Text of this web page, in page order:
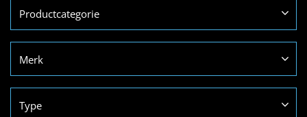
Productcategorie
Merk
Type